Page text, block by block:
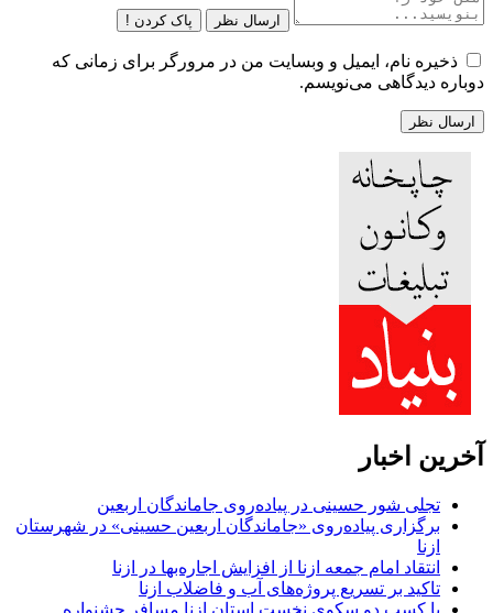
ارسال نظر پاک کردن !
ذخیره نام، ایمیل و وبسایت من در مرورگر برای زمانی که
دوباره دیدگاهی می‌نویسم.
آخرین اخبار
تجلی شور حسینی در پیاده‌روی جاماندگان اربعین
برگزاری پیاده‌روی «جاماندگان اربعین حسینی» در شهرستان
ازنا
انتقاد امام جمعه ازنا از افزایش اجاره‌بها در ازنا
تاکید بر تسریع پروژه‌های آب و فاضلاب ازنا
با کسب دو سکوی نخست استان ازنا مسافر جشنواره